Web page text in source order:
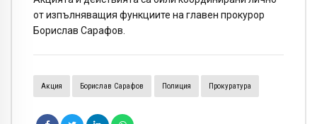
от изпълняващия функциите на главен прокурор
Борислав Сарафов.
Акция Борислав Сарафов Полиция Прокуратура